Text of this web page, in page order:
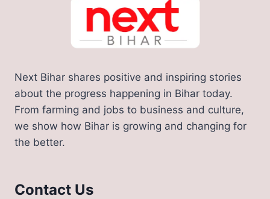
Next Bihar shares positive and inspiring stories
about the progress happening in Bihar today.
From farming and jobs to business and culture,
we show how Bihar is growing and changing for
the better.
Contact Us